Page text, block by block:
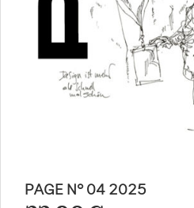
PAGE N° 04 2025